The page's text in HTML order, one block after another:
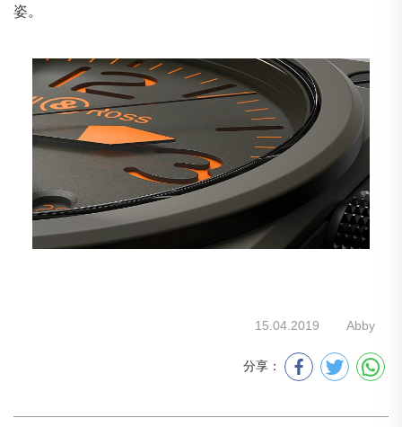
姿。
15.04.2019 Abby
分享：